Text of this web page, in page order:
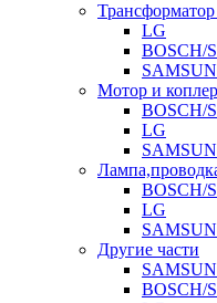
LG
BOSCH/
Мотор и коплер
BOSCH/
LG
BOSCH/
LG
Другие части
BOSCH/